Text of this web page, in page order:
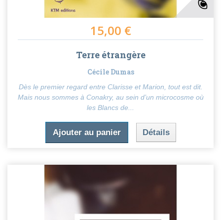
15,00 €
Terre étrangère
Cécile Dumas
Dès le premier regard entre Clarisse et Marion, tout est dit.
Mais nous sommes à Conakry, au sein d’un microcosme où
les Blancs de...
Ajouter au panier Détails